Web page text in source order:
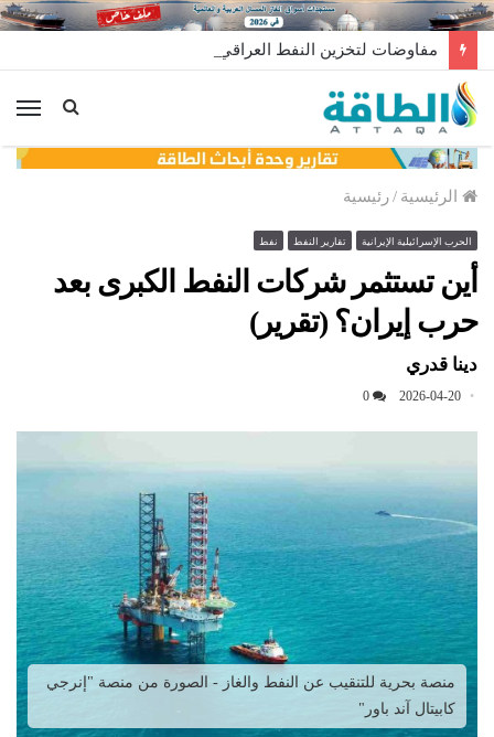
مفاوضات لتخزين النفط العراقي في الخارج
الرئيسية /رئيسية
الحرب الإسرائيلية الإيرانية تقارير النفط نفط
أين تستثمر شركات النفط الكبرى بعد
حرب إيران؟ (تقرير)
دينا قدري
2026-04-20
0
منصة بحرية للتنقيب عن النفط والغاز - الصورة من منصة "إنرجي
كابيتال آند باور"